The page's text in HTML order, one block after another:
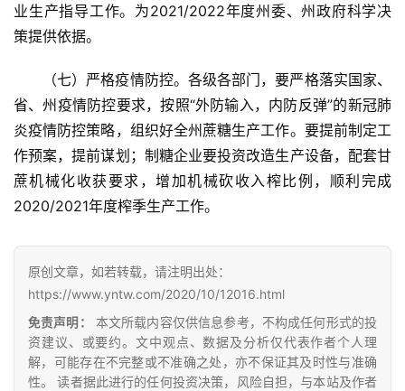
业生产指导工作。为2021/2022年度州委、州政府科学决
策提供依据。
（七）严格疫情防控。各级各部门，要严格落实国家、
省、州疫情防控要求，按照“外防输入，内防反弹”的新冠肺
炎疫情防控策略，组织好全州蔗糖生产工作。要提前制定工
作预案，提前谋划；制糖企业要投资改造生产设备，配套甘
蔗机械化收获要求，增加机械砍收入榨比例，顺利完成
2020/2021年度榨季生产工作。
原创文章，如若转载，请注明出处：
https://www.yntw.com/2020/10/12016.html
免责声明：
本文所载内容仅供信息参考，不构成任何形式的投
资建议、或要约。文中观点、数据及分析仅代表作者个人理
解，可能存在不完整或不准确之处，亦不保证其及时性与准确
性。 读者据此进行的任何投资决策，风险自担，与本站及作者